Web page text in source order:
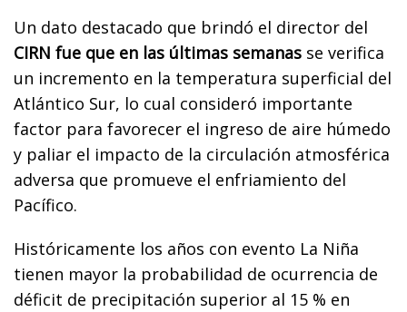
Un dato destacado que brindó el director del
CIRN fue que en las últimas semanas se verifica
un incremento en la temperatura superficial del
Atlántico Sur, lo cual consideró importante
factor para favorecer el ingreso de aire húmedo
y paliar el impacto de la circulación atmosférica
adversa que promueve el enfriamiento del
Pacífico.
Históricamente los años con evento La Niña
tienen mayor la probabilidad de ocurrencia de
déficit de precipitación superior al 15 % en